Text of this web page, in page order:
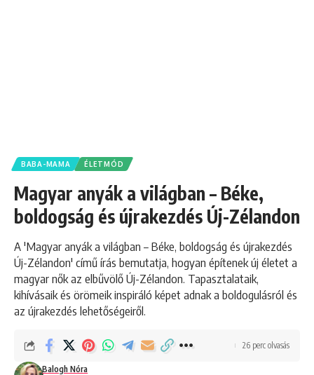
BABA-MAMA ÉLETMÓD
Magyar anyák a világban – Béke,
boldogság és újrakezdés Új-Zélandon
A 'Magyar anyák a világban – Béke, boldogság és újrakezdés
Új-Zélandon' című írás bemutatja, hogyan építenek új életet a
magyar nők az elbűvölő Új-Zélandon. Tapasztalataik,
kihívásaik és örömeik inspiráló képet adnak a boldogulásról és
az újrakezdés lehetőségeiről.
Balogh Nóra
26 perc olvasás